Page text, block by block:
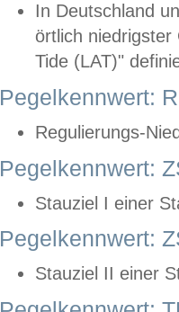
In Deutschland
örtlich
Tide (LAT)"
Pegelkennwert:
Regulierungs-
Pegelkennwert:
Stauziel I einer
Pegelkennwert:
Stauziel II einer